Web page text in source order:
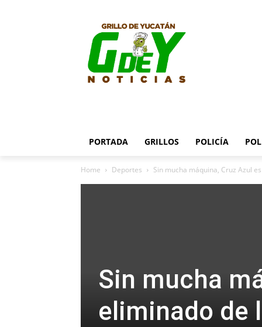
PORTADA GRILLOS POLICÍA
Home Deportes Sin mucha máquina, Cruz Azul
Sin mucha
eliminado de